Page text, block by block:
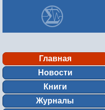
Главная
Новости
Книги
Журналы